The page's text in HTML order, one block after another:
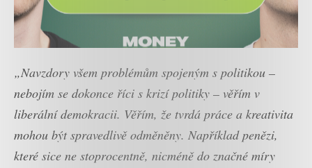
„Navzdory všem problémům spojeným s politikou –
nebojím se dokonce říci s krizí politiky – věřím v
liberální demokracii. Věřím, že tvrdá práce a kreativita
mohou být spravedlivě odměněny. Například penězi,
které sice ne stoprocentně, nicméně do značné míry